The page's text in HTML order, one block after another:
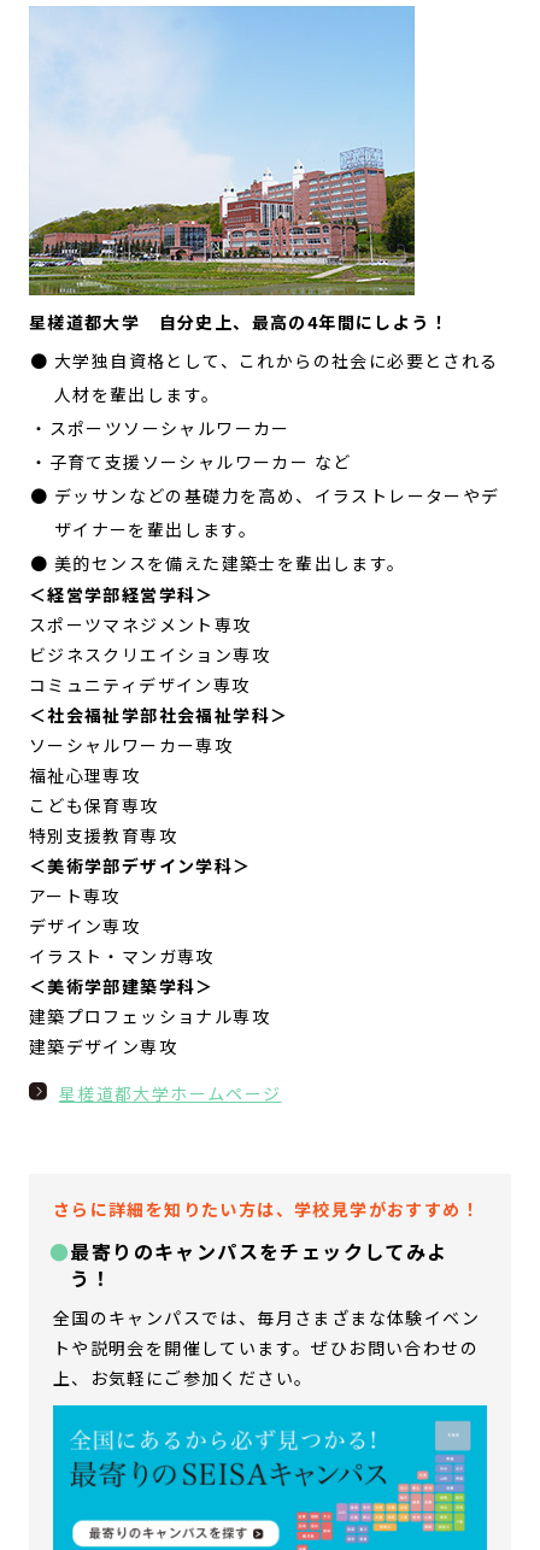
星槎道都大学 自分史上、最高の4年間にしよう！
● 大学独自資格として、これからの社会に必要とされる
人材を輩出します。
・スポーツソーシャルワーカー
・子育て支援ソーシャルワーカー など
● デッサンなどの基礎力を高め、イラストレーターやデ
ザイナーを輩出します。
● 美的センスを備えた建築士を輩出します。
＜経営学部経営学科＞
スポーツマネジメント専攻
ビジネスクリエイション専攻
コミュニティデザイン専攻
＜社会福祉学部社会福祉学科＞
ソーシャルワーカー専攻
福祉心理専攻
こども保育専攻
特別支援教育専攻
＜美術学部デザイン学科＞
アート専攻
デザイン専攻
イラスト・マンガ専攻
＜美術学部建築学科＞
建築プロフェッショナル専攻
建築デザイン専攻
星槎道都大学ホームページ
さらに詳細を知りたい方は、学校見学がおすすめ！
最寄りのキャンパスをチェックしてみよ
う！
全国のキャンパスでは、毎月さまざまな体験イベン
トや説明会を開催しています。ぜひお問い合わせの
上、お気軽にご参加ください。